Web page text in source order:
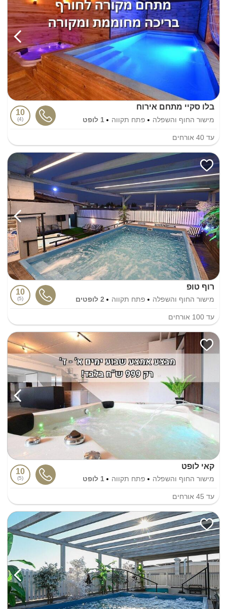
בלו סקיי מתחם אירוח
מישור החוף והשפלה פתח תקווה 1 לופט
10
4
עד 40 אורחים
רוף טופ
מישור החוף והשפלה פתח תקווה 2 לופטים
10
5
עד 100 אורחים
קאי לופט
מישור החוף והשפלה פתח תקווה 1 לופט
10
5
עד 45 אורחים